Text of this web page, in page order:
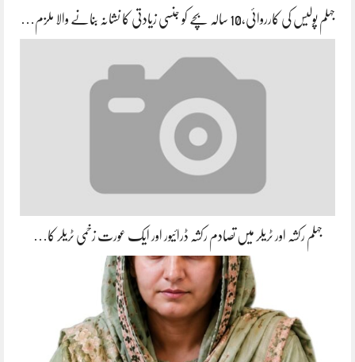
جہلم پولیس کی کارروائی،10 سالہ بچے کو جنسی زیادتی کا نشانہ بنانے والا ملزم…
جہلم رکشہ اور ٹریلر میں تصادم رکشہ ڈرائیور اور ایک عورت زخمی ٹریلر کا…